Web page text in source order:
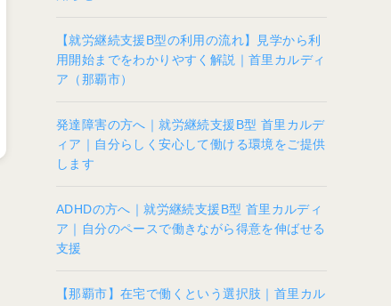
【就労継続支援B型の利用の流れ】見学から利
用開始までをわかりやすく解説｜首里カルディ
ア（那覇市）
発達障害の方へ｜就労継続支援B型 首里カルデ
ィア｜自分らしく安心して働ける環境をご提供
します
ADHDの方へ｜就労継続支援B型 首里カルディ
ア｜自分のペースで働きながら得意を伸ばせる
支援
【那覇市】在宅で働くという選択肢｜首里カル